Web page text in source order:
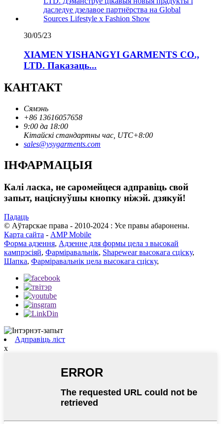
30/05/23
XIAMEN YISHANGYI GARMENTS CO.,
LTD. Паказаць...
КАНТАКТ
Сямэнь
+86 13616057658
9:00 да 18:00
Кітайскі стандартны час, UTC+8:00
sales@ysygarments.com
ІНФАРМАЦЫЯ
Калі ласка, не саромейцеся адправіць свой
запыт, націснуўшы кнопку ніжэй. дзякуй!
Падаць
© Аўтарскае права - 2010-2024 : Усе правы абаронены.
Карта сайта - AMP Mobile
Форма адзення, Адзенне для формы цела з высокай
кампрэсіяй, Фарміравальнік, Shapewear высокага сціску,
Шапка, Фарміравальнік цела высокага сціску,
Адправіць ліст
x